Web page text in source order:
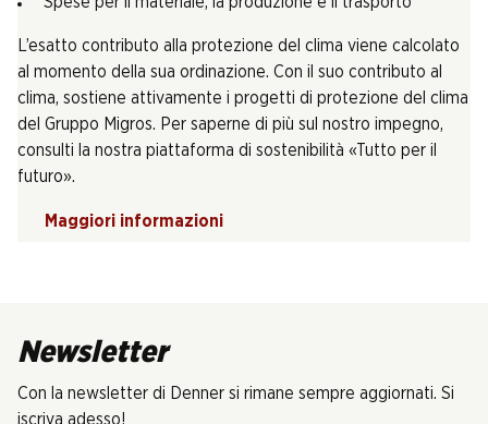
L’esatto contributo alla protezione del clima viene calcolato
al momento della sua ordinazione. Con il suo contributo al
clima, sostiene attivamente i progetti di protezione del clima
del Gruppo Migros. Per saperne di più sul nostro impegno,
consulti la nostra piattaforma di sostenibilità «Tutto per il
futuro».
Maggiori informazioni
Newsletter
Con la newsletter di Denner si rimane sempre aggiornati. Si
iscriva adesso!